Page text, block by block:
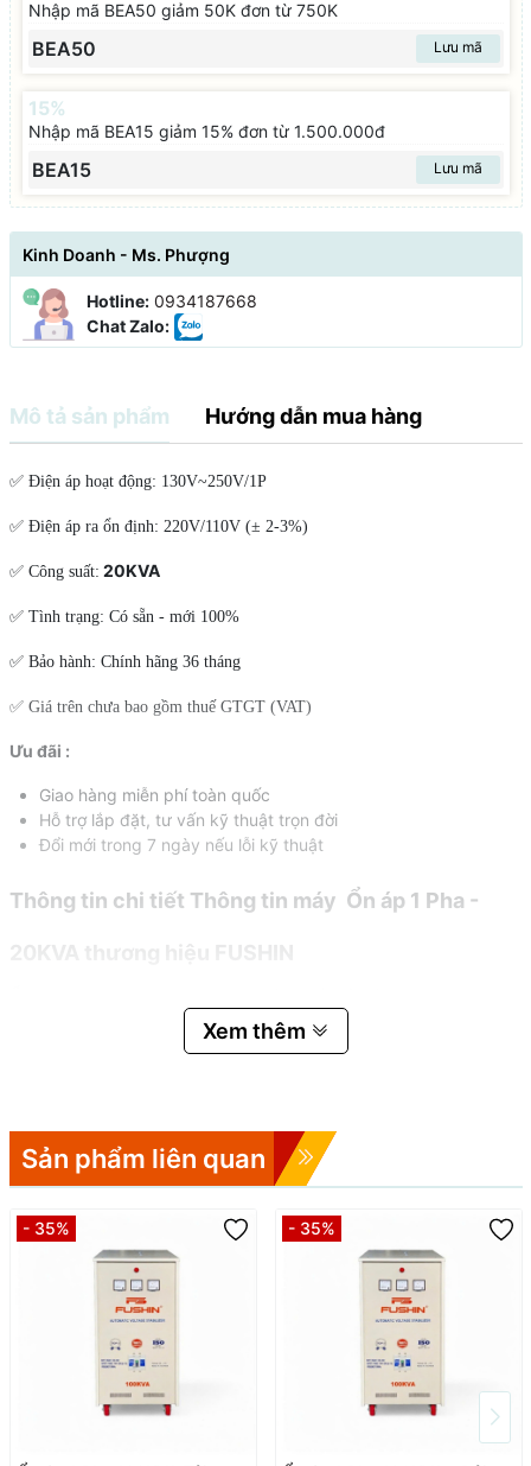
Nhập mã BEA50 giảm 50K đơn từ 750K
BEA50 Lưu mã
15%
Nhập mã BEA15 giảm 15% đơn từ 1.500.000đ
BEA15 Lưu mã
Kinh Doanh - Ms. Phượng
Hotline: 0934187668
Chat Zalo:
Mô tả sản phẩm Hướng dẫn mua hàng
✅ Điện áp hoạt động: 130V~250V/1P
✅ Điện áp ra ổn định: 220V/110V (± 2-3%)
✅ Công suất: 20KVA
✅ Tình trạng: Có sẵn - mới 100%
✅ Bảo hành: Chính hãng 36 tháng
✅ Giá trên chưa bao gồm thuế GTGT (VAT)
Ưu đãi :
Giao hàng miễn phí toàn quốc
Hỗ trợ lắp đặt, tư vấn kỹ thuật trọn đời
Đổi mới trong 7 ngày nếu lỗi kỹ thuật
Thông tin chi tiết Thông tin máy Ổn áp 1 Pha -
thiết kế đặc biệt dành cho lưới điện gia đình, văn
phòng, công ty nhỏ với điện áp danh định 220V/110V. Ổn áp đảm
máy móc 1Pha dạng công nghiệp tránh hiện tượng dao động sụt
áp hay quá áp thường gặp tại các khu vực nguồn điện lưới quá
Máy ổn áp sử dụng100% dây đồng
FE-Silicđịnh hướng đảm bảo độ dẫn điện cao, tổn hao điện
năng thấp tiết kiệm chi phí cho người sử dụng.
hoạt động theo nguyên lý servo motor điều chỉnh
biến áp xuyến 100% DÂY DỒNG, trong đó mạch điện tử liên tục
so sánh điện áp đầu ra với mức chuẩn 220V, rồi điều khiển động
cơ DC quay chổi than trên cuộn dây biến áp để tăng hoặc giảm
Xem thêm
Sản phẩm liên quan
- 35% - 35%